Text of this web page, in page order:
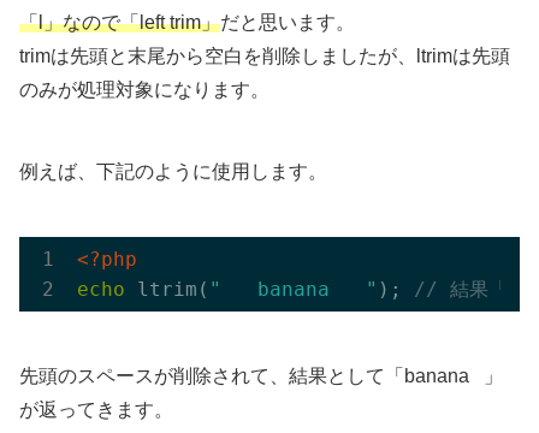
「l」なので「left trim」だと思います。
trimは先頭と末尾から空白を削除しましたが、ltrimは先頭
のみが処理対象になります。
例えば、下記のように使用します。
<?php
echo ltrim( "   banana   " ); // 結果「
先頭のスペースが削除されて、結果として「banana 」
が返ってきます。